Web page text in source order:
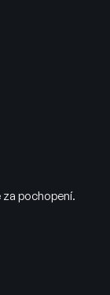
pochopení.